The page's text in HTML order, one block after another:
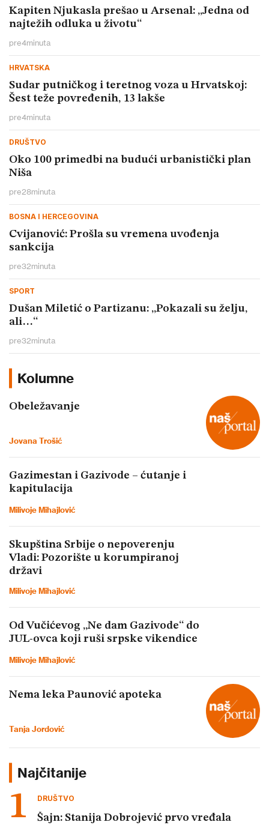
Kapiten Njukasla prešao u Arsenal: „Jedna od
najtežih odluka u životu“
pre4minuta
HRVATSKA
Sudar putničkog i teretnog voza u Hrvatskoj:
Šest teže povređenih, 13 lakše
pre4minuta
DRUŠTVO
Oko 100 primedbi na budući urbanistički plan
Niša
pre28minuta
BOSNA I HERCEGOVINA
Cvijanović: Prošla su vremena uvođenja
sankcija
pre32minuta
SPORT
Dušan Miletić o Partizanu: „Pokazali su želju,
ali…“
pre32minuta
Kolumne
Obeležavanje
Jovana Trošić
Gazimestan i Gazivode – ćutanje i
kapitulacija
Milivoje Mihajlović
Skupština Srbije o nepoverenju
Vladi: Pozorište u korumpiranoj
državi
Milivoje Mihajlović
Od Vučićevog „Ne dam Gazivode“ do
JUL-ovca koji ruši srpske vikendice
Milivoje Mihajlović
Nema leka Paunović apoteka
Tanja Jordović
Najčitanije
DRUŠTVO
Šajn: Stanija Dobrojević prvo vređala